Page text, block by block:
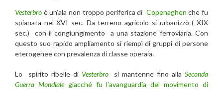
Vesterbro è un’ala non troppo periferica di Copenaghen che fu
spianata nel XVI sec. Da terreno agricolo si urbanizzò ( XIX
sec.) con il congiungimento a una stazione ferroviaria. Con
questo suo rapido ampliamento si riempì di gruppi di persone
eterogenee con prevalenza di classe operaia.
Lo spirito ribelle di Vesterbro si mantenne fino allaSeconda
Guerra Mondialegiacché fu l’avanguardia del movimento di